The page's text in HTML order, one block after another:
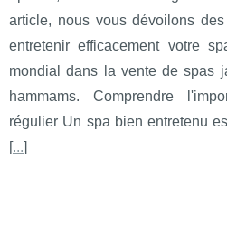
article, nous vous dévoilons
entretenir efficacement votre
mondial dans la vente de spas
hammams. Comprendre
régulier Un spa bien entretenu
[...]